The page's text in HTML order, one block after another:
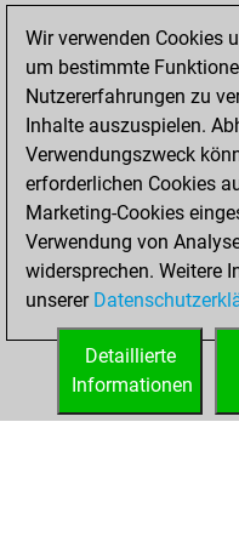
bullet
=0 -4
2026
slow
=0 -
Wir verwenden Cookies
um bestimmte
Nutzererfahrungen zu
Inhalte auszuspielen.
Verwendungszweck
erforderlichen Cookies
Marketing-Cookies
Verwendung von
widersprechen. Weitere
unserer
Detaillierte
Informationen